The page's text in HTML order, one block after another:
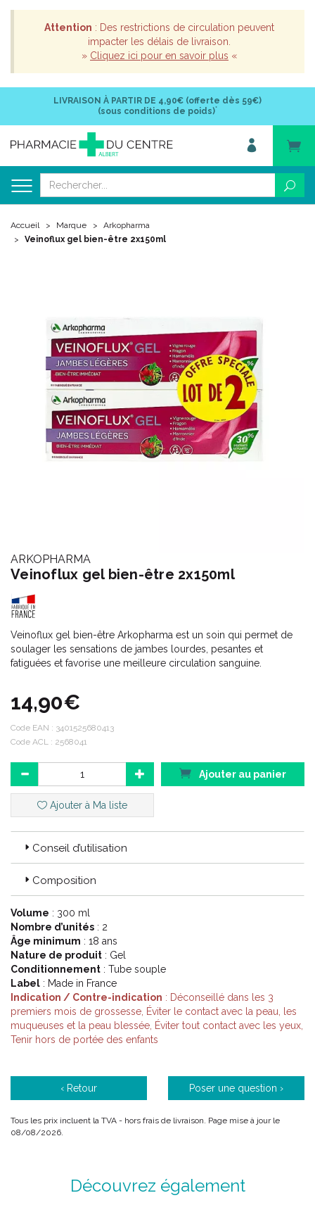
Attention : Des restrictions de circulation peuvent
impacter les délais de livraison.
» Cliquez ici pour en savoir plus «
LIVRAISON À PARTIR DE 4,90€ (offerte dès 59€)
(sous conditions de poids)*
Accueil Marque
Arkopharma
Veinoflux gel bien-être 2x150ml
ARKOPHARMA
Veinoflux gel bien-être 2x150ml
Veinoflux gel bien-être Arkopharma est un soin qui permet de
soulager les sensations de jambes lourdes, pesantes et
fatiguées et favorise une meilleure circulation sanguine.
14,90€
Code EAN : 3401525680413
Code ACL : 2568041
Ajouter au panier
Ajouter à Ma liste
Conseil d’utilisation
Composition
Volume : 300 ml
Nombre d’unités : 2
Âge minimum : 18 ans
Nature de produit : Gel
Conditionnement : Tube souple
Label : Made in France
Indication / Contre-indication : Déconseillé dans les 3
premiers mois de grossesse, Éviter le contact avec la peau, les
muqueuses et la peau blessée, Éviter tout contact avec les yeux,
Tenir hors de portée des enfants
‹ Retour Poser une question ›
Tous les prix incluent la TVA - hors frais de livraison. Page mise à jour le
08/08/2026.
Découvrez également